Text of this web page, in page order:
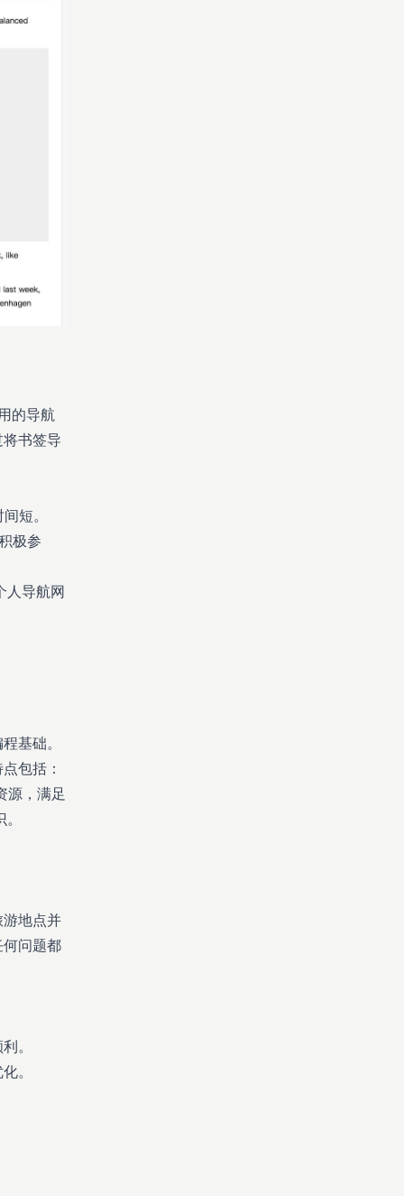
的导航
书签导
短。
极参
人导航网
基础。
包括：
源，满足
地点并
问题都
。
。